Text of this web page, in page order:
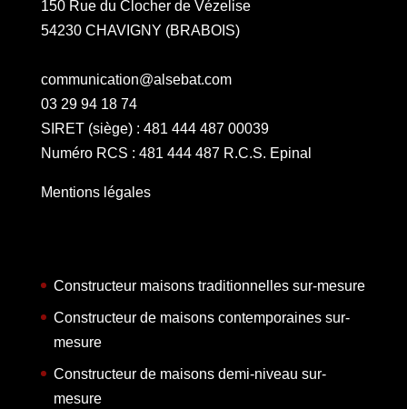
150 Rue du Clocher de Vézelise
54230 CHAVIGNY (BRABOIS)
communication@alsebat.com
03 29 94 18 74
SIRET (siège) : 481 444 487 00039
Numéro RCS : 481 444 487 R.C.S. Epinal
Mentions légales
Constructeur maisons traditionnelles sur-mesure
Constructeur de maisons contemporaines sur-
mesure
Constructeur de maisons demi-niveau sur-
mesure